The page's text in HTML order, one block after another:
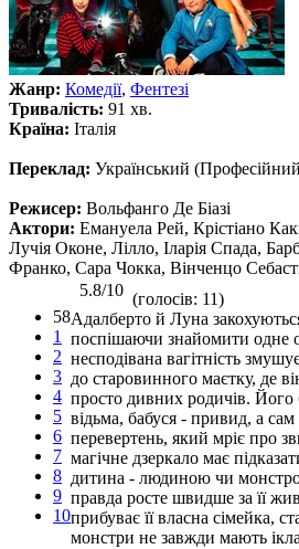
Жанр: Комедії, Фентезі
Тривалість: 91 хв.
Країна: Італія
Переклад: Український
Режисер: Вольфанго Де Біазі
Актори: Емануела Рей, Крістіано
Лучія Оконе, Лілло, Іларія Спада,
Франко, Сара Чокка, Вінченцо
58
1
2
3
4
5
6
7
8
9
10
5.8/10 (голосів: 11)
Адалберто й Луна
поспішаючи знайомити одне
несподівана вагітність
до старовинного маєтку, де
просто дивних родичів. Його
відьма, бабуся - привид, а
перевертень, який мріє про
магічне дзеркало має
дитина - людиною чи
правда росте швидше за її
прибуває її власна сімейка,
монстри не завжди мають